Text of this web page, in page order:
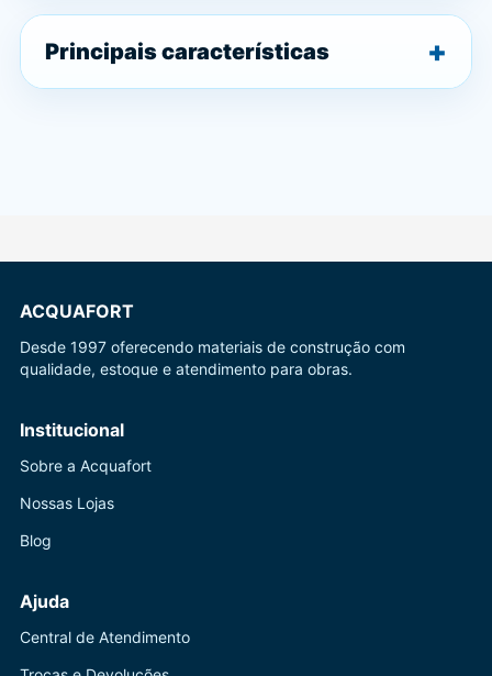
Principais características
ACQUAFORT
Desde 1997 oferecendo materiais de construção com
qualidade, estoque e atendimento para obras.
Institucional
Sobre a Acquafort
Nossas Lojas
Blog
Ajuda
Central de Atendimento